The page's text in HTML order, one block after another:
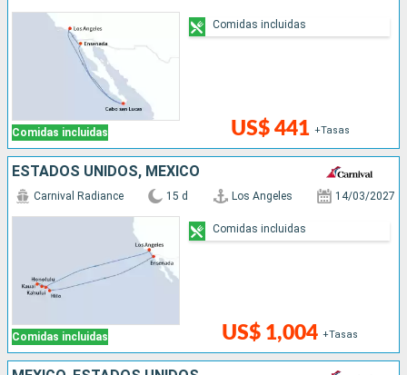
Comidas incluidas US$ 441 +Tasas
Comidas incluidas
ESTADOS UNIDOS, MÉXICO
Comidas incluidas
Carnival Radiance 15 d Los Angeles 14/03/2027
US$ 1,004 +Tasas
Comidas incluidas